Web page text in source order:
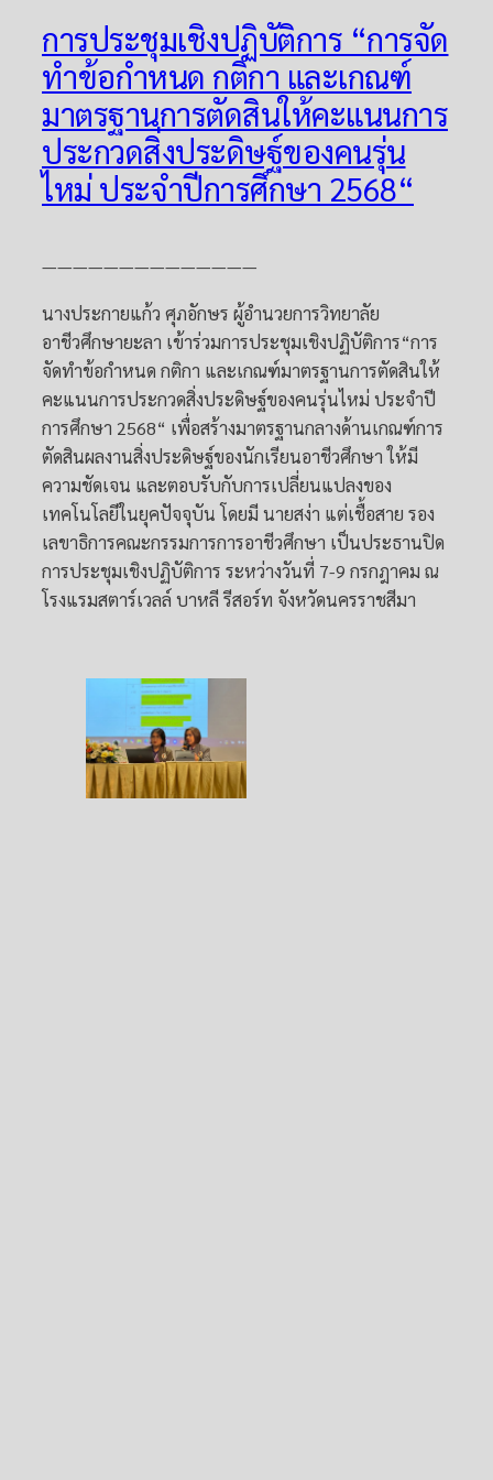
การประชุมเชิงปฏิบัติการ “การจัด
ทำข้อกำหนด กติกา และเกณฑ์
มาตรฐานการตัดสินให้คะแนนการ
ประกวดสิ่งประดิษฐ์ของคนรุ่น
ไหม่ ประจำปีการศึกษา 2568“
——————————————
นางประกายแก้ว ศุภอักษร ผู้อำนวยการวิทยาลัย
อาชีวศึกษายะลา เข้าร่วมการประชุมเชิงปฏิบัติการ“การ
จัดทำข้อกำหนด กติกา และเกณฑ์มาตรฐานการตัดสินให้
คะแนนการประกวดสิ่งประดิษฐ์ของคนรุ่นไหม่ ประจำปี
การศึกษา 2568“ เพื่อสร้างมาตรฐานกลางด้านเกณฑ์การ
ตัดสินผลงานสิ่งประดิษฐ์ของนักเรียนอาชีวศึกษา ให้มี
ความชัดเจน และตอบรับกับการเปลี่ยนแปลงของ
เทคโนโลยีในยุคปัจจุบัน โดยมี นายสง่า แต่เชื้อสาย รอง
เลขาธิการคณะกรรมการการอาชีวศึกษา เป็นประธานปิด
การประชุมเชิงปฏิบัติการ ระหว่างวันที่ 7-9 กรกฎาคม ณ
โรงแรมสตาร์เวลล์ บาหลี รีสอร์ท จังหวัดนครราชสีมา